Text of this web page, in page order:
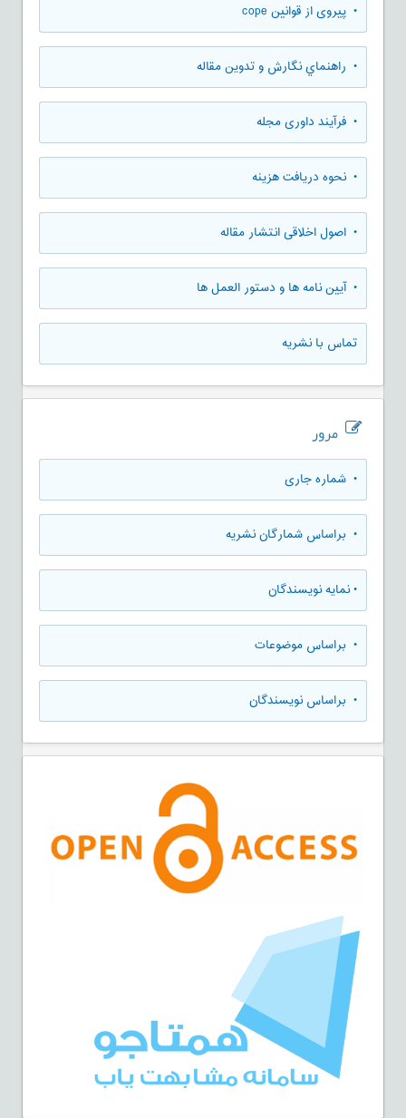
• پیروی از قوانین cope
• راهنماي نگارش و تدوين مقاله
• فرآیند داوری مجله
• نحوه دریافت هزینه
• اصول اخلاقی انتشار مقاله
• آیین نامه ها و دستور العمل ها
تماس با نشریه
مرور
• شماره جاری
• براساس شمارگان نشریه
•نمایه نویسندگان
• براساس موضوعات
• براساس نویسندگان